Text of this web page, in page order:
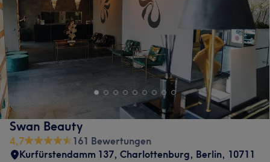
Swan Beauty
4,7
161 Bewertungen
Kurfürstendamm 137, Charlottenburg, Berlin, 10711